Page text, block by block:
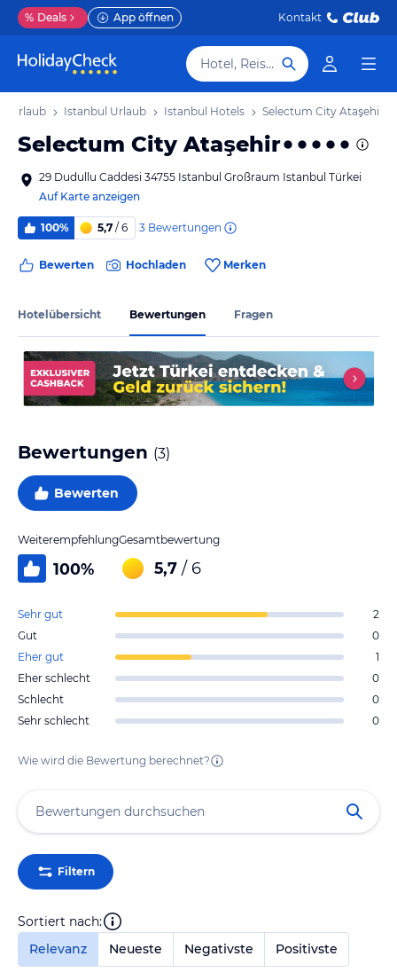
% Deals App öffnen Kontakt
Hotel, Reiseziel
Urlaub Istanbul Urlaub Istanbul Hotels Selectum City Ataşehir
Selectum City Ataşehir
29 Dudullu Caddesi 34755 Istanbul Großraum Istanbul Türkei
Auf Karte anzeigen
100% 5,7 / 6 3 Bewertungen
Bewerten Hochladen Merken
Hotelübersicht Bewertungen Fragen
Bewertungen (3)
Bewerten
Weiterempfehlung
100%
Gesamtbewertung
5,7 / 6
Sehr gut
2
Gut
0
Eher gut
1
Eher schlecht
0
Schlecht
0
Sehr schlecht
0
Wie wird die Bewertung berechnet?
Filtern
Sortiert nach:
Relevanz
Neueste Negativste Positivste